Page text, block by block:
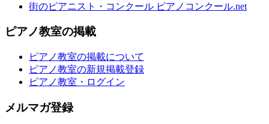
街のピアニスト・コンクール ピアノコンクール.net
ピアノ教室の掲載
ピアノ教室の掲載について
ピアノ教室の新規掲載登録
ピアノ教室・ログイン
メルマガ登録